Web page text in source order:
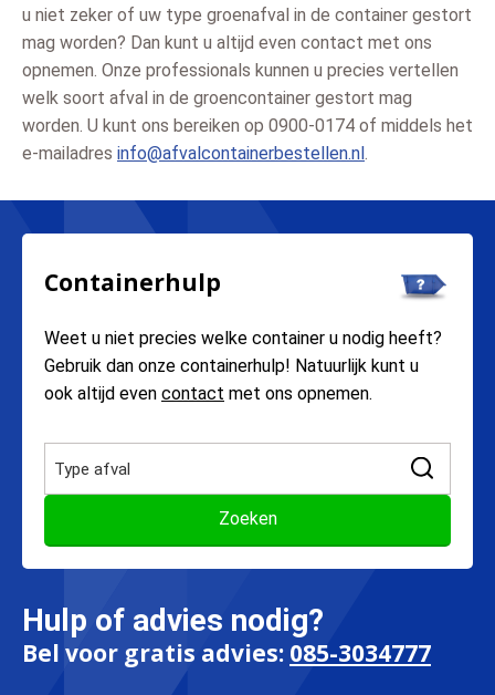
u niet zeker of uw type groenafval in de container gestort
mag worden? Dan kunt u altijd even contact met ons
opnemen. Onze professionals kunnen u precies vertellen
welk soort afval in de groencontainer gestort mag
worden. U kunt ons bereiken op 0900-0174 of middels het
e-mailadres info@afvalcontainerbestellen.nl
Containerhulp
Weet u niet precies welke container u nodig heeft?
Gebruik dan onze containerhulp! Natuurlijk kunt u
ook altijd even contact met ons opnemen.
Hulp of advies nodig?
Bel voor gratis advies: 085-3034777